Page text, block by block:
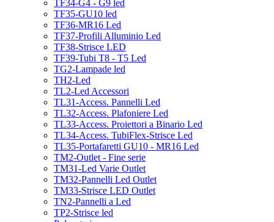
TF34-G4 - G9 led
TF35-GU10 led
TF36-MR16 Led
TF37-Profili Alluminio Led
TF38-Strisce LED
TF39-Tubi T8 - T5 Led
TG2-Lampade led
TH2-Led
TL2-Led Accessori
TL31-Access. Pannelli Led
TL32-Access. Plafoniere Led
TL33-Access. Proiettori a Binario Led
TL34-Access. TubiFlex-Strisce Led
TL35-Portafaretti GU10 - MR16 Led
TM2-Outlet - Fine serie
TM31-Led Varie Outlet
TM32-Pannelli Led Outlet
TM33-Strisce LED Outlet
TN2-Pannelli a Led
TP2-Strisce led